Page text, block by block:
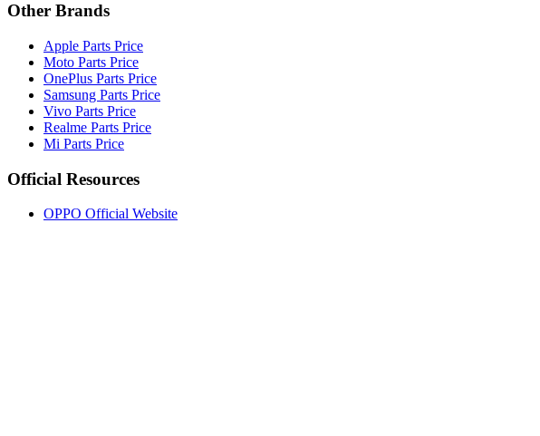
Other Brands
Apple Parts Price
Moto Parts Price
OnePlus Parts Price
Samsung Parts Price
Vivo Parts Price
Realme Parts Price
Mi Parts Price
Official Resources
OPPO Official Website